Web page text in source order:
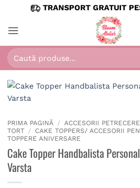
content
TRANSPORT GRATUIT
Caută
după:
PRIMA PAGINĂ / ACCESORII PETRECERE
TORT / CAKE TOPPERS/ ACCESORII
TOPPERE ANIVERSARE
Cake Topper Handbalista
Varsta